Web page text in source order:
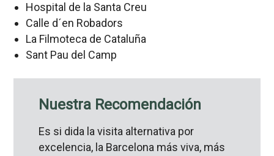
Hospital de la Santa Creu
Calle d´en Robadors
La Filmoteca de Cataluña
Sant Pau del Camp
Nuestra Recomendación
Es si dida la visita alternativa por
excelencia, la Barcelona más viva, más